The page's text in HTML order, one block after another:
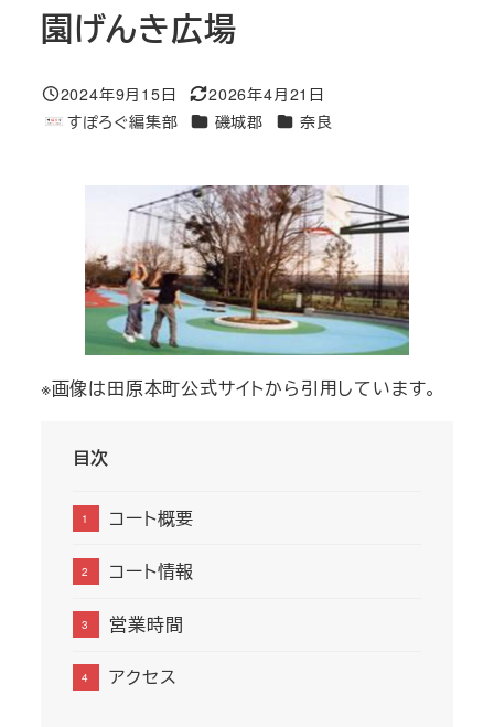
園げんき広場
投稿日
2024年9月15日
更新日
2026年4月21日
著
すぽろぐ編集部 エリア磯城郡 エリア奈良
※画像は田原本町公式サイトから引用しています。
目次
コート概要
コート情報
営業時間
アクセス